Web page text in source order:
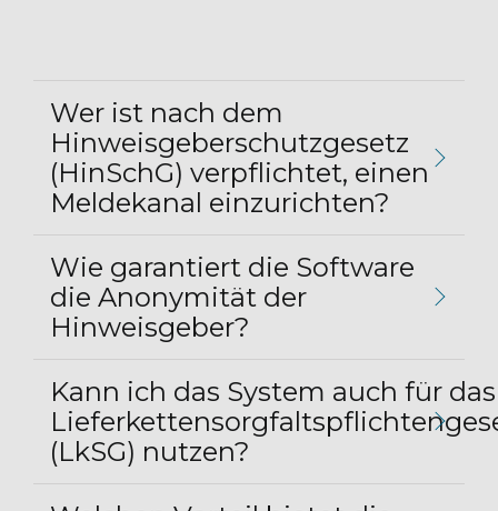
Wer ist nach dem
Hinweisgeberschutzgesetz
(HinSchG) verpflichtet, einen
Meldekanal einzurichten?
Wie garantiert die Software
die Anonymität der
Hinweisgeber?
Kann ich das System auch für das
(LkSG) nutzen?